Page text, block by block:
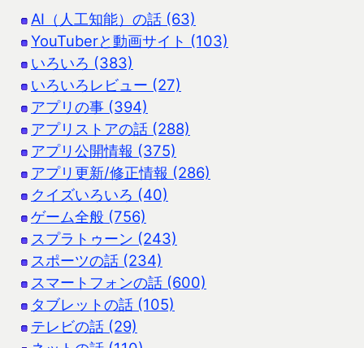
AI（人工知能）の話 (63)
YouTuberと動画サイト (103)
いろいろ (383)
いろいろレビュー (27)
アプリの事 (394)
アプリストアの話 (288)
アプリ公開情報 (375)
アプリ更新/修正情報 (286)
クイズいろいろ (40)
ゲーム全般 (756)
スプラトゥーン (243)
スポーツの話 (234)
スマートフォンの話 (600)
タブレットの話 (105)
テレビの話 (29)